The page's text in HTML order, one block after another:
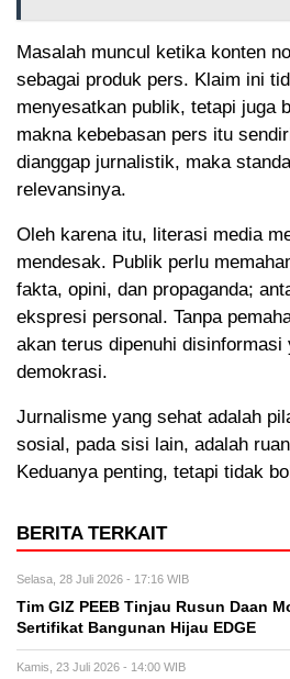
Masalah muncul ketika konten
sebagai produk pers. Klaim ini
menyesatkan publik, tetapi juga
makna kebebasan pers itu
dianggap jurnalistik, maka
relevansinya.
Oleh karena itu, literasi media
mendesak. Publik perlu
fakta, opini, dan propaganda;
ekspresi personal. Tanpa
akan terus dipenuhi
demokrasi.
Jurnalisme yang sehat adalah
sosial, pada sisi lain, adalah
Keduanya penting, tetapi tidak
BERITA TERKAIT
Selasa, 28 Juli 2026 - 17:16 WIB
Tim GIZ PEEB Tinjau Rusun Daan
Sertifikat Bangunan Hijau EDGE
Kamis, 23 Juli 2026 - 14:00 WIB